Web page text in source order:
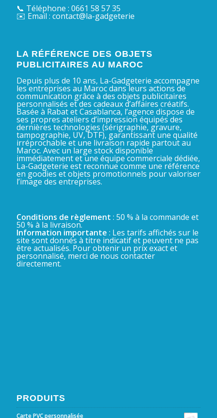
📞 Téléphone : 0661 58 57 35
✉️ Email : contact@la-gadgeterie
LA RÉFÉRENCE DES OBJETS
PUBLICITAIRES AU MAROC
Depuis plus de 10 ans, La-Gadgeterie accompagne
les entreprises au Maroc dans leurs actions de
communication grâce à des objets publicitaires
personnalisés et des cadeaux d’affaires créatifs.
Basée à Rabat et Casablanca, l’agence dispose de
ses propres ateliers d’impression équipés des
dernières technologies (sérigraphie, gravure,
tampographie, UV, DTF), garantissant une qualité
irréprochable et une livraison rapide partout au
Maroc. Avec un large stock disponible
immédiatement et une équipe commerciale dédiée,
La-Gadgeterie est reconnue comme une référence
en goodies et objets promotionnels pour valoriser
l’image des entreprises.
Conditions de règlement : 50 % à la commande et
50 % à la livraison.
Information importante : Les tarifs affichés sur le
site sont donnés à titre indicatif et peuvent ne pas
être actualisés. Pour obtenir un prix exact et
personnalisé, merci de nous contacter
directement.
PRODUITS
Carte PVC personnalisée